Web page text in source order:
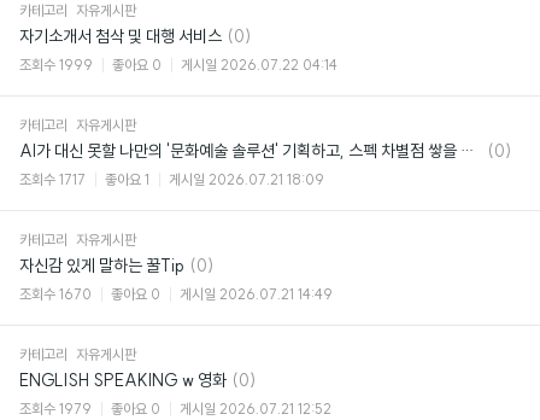
카테고리 자유게시판
자기소개서 첨삭 및 대행 서비스 댓
글
(0)
조회수 1999 좋아요 0 게시일 2026.07.22 04:14
카테고리 자유게시판
AI가 대신 못할 나만의 '문화예술 솔루션' 기획하고, 스펙 차별점 쌓을 사람 주목!🔥
댓
(0)
조회수 1717 좋아요 1 게시일 2026.07.21 18:09
카테고리 자유게시판
자신감 있게 말하는 꿀Tip 댓
글
(0)
조회수 1670 좋아요 0 게시일 2026.07.21 14:49
카테고리 자유게시판
ENGLISH SPEAKING w 영화 댓
글
(0)
조회수 1979 좋아요 0 게시일 2026.07.21 12:52